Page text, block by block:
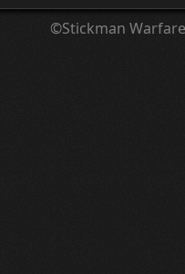
©Stickman Warfare